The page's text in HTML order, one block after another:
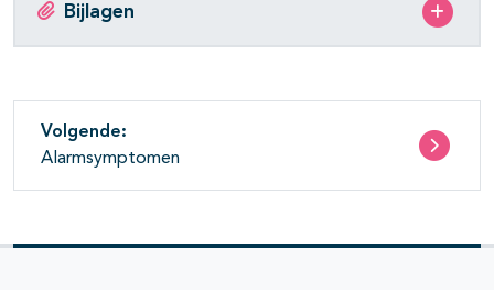
Bijlagen
Volgende:
Alarmsymptomen